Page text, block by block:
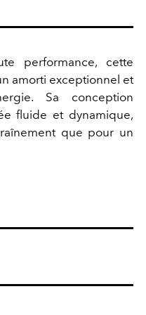
performance, cette
amorti exceptionnel et
Sa conception
fluide et dynamique,
que pour un